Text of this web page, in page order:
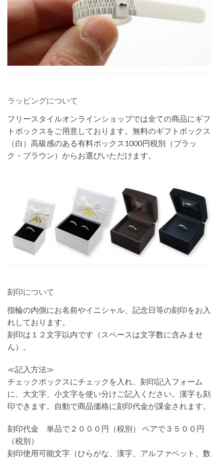
ラッピングについて
フリースタイルオンラインショップでは全ての商品にギフ
トボックスをご用意しております。無料のギフトボックス
（白）高級感のある有料ボックス1000円税別（ブラッ
ク・ブラウン）からお選びいただけます。
刻印について
指輪の内側にお名前やイニシャル、記念日等の刻印をお入
れしております。
刻印は１２文字以内です（スペースは文字数に含みませ
ん）。
≪記入方法≫
チェックボックスにチェックを入れ、刻印記入フォーム
に、大文字、小文字を使い分けご記入ください。漢字も刻
印できます。自動で商品価格に刻印代金が課金されます。
刻印代金 単品で２０００円（税別） ペアで３５００円
（税別）
刻印使用可能文字（ひらがな、漢字、アルファベット、数